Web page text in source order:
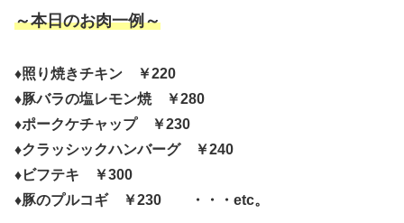
～本日のお肉一例～
♦照り焼きチキン ￥220
♦豚バラの塩レモン焼 ￥280
♦ポークケチャップ ￥230
♦クラッシックハンバーグ ￥240
♦ビフテキ ￥300
♦豚のプルコギ ￥230 ・・・etc。